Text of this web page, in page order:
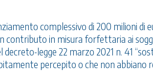
complessivo di 200 milioni di
contributo in misura forfettaria ai
decreto-legge 22 marzo 2021 n. 41
percepito o che non